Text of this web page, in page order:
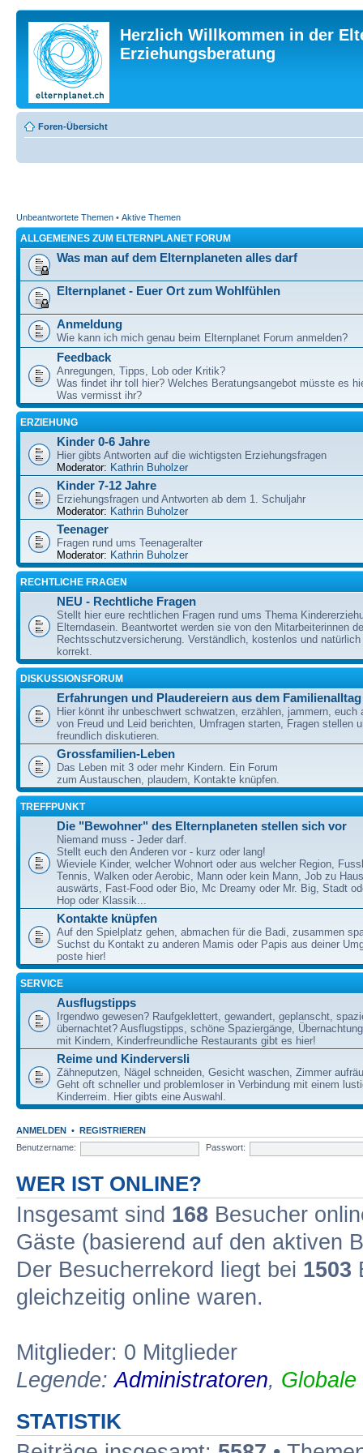
Herzlich Willkommen in der
Erziehungsberatung
Foren-Übersicht
Unbeantwortete Themen • Aktive Themen
ALLGEMEINES ZUM ELTERNPLANET FORUM
Was man auf dem Elternplaneten alles darf
Elternplanet - Euer Ort zum Wohlfühlen
Anmeldung
Wie kann ich mich genau beim Elternplanet Forum anmelden?
Feedback
Anregungen, Tipps, Lob oder Kritik?
Was findet ihr toll hier? Welches Beratungsangebot müsste es
Was vermisst ihr?
ERZIEHUNG
Kinder 0-6 Jahre
Hier gibts Antworten auf die wichtigsten Erziehungsfragen
Moderator: Kathrin Buholzer
Kinder 7-12 Jahre
Erziehungsfragen und Antworten ab dem 1. Schuljahr
Moderator: Kathrin Buholzer
Teenager
Fragen rund ums Teenageralter
Moderator: Kathrin Buholzer
RECHTLICHE FRAGEN
NEU - Rechtliche Fragen
Stellt hier eure rechtlichen Fragen rund ums Thema
Elterndasein. Beantwortet werden sie von den Mitarbeiterinnen
Rechtsschutzversicherung. Verständlich, kostenlos und
korrekt.
DISKUSSIONSFORUM
Erfahrungen und Plaudereiern aus dem Familienalltag
Hier könnt ihr unbeschwert schwatzen, erzählen, jammern, euch
von Freud und Leid berichten, Umfragen starten, Fragen stellen
freundlich diskutieren.
Grossfamilien-Leben
Das Leben mit 3 oder mehr Kindern. Ein Forum
zum Austauschen, plaudern, Kontakte knüpfen.
TREFFPUNKT
Die "Bewohner" des Elternplaneten stellen sich vor
Niemand muss - Jeder darf.
Stellt euch den Anderen vor - kurz oder lang!
Wieviele Kinder, welcher Wohnort oder aus welcher Region,
Tennis, Walken oder Aerobic, Mann oder kein Mann, Job zu
auswärts, Fast-Food oder Bio, Mc Dreamy oder Mr. Big, Stadt
Hop oder Klassik...
Kontakte knüpfen
Auf den Spielplatz gehen, abmachen für die Badi, zusammen
Suchst du Kontakt zu anderen Mamis oder Papis aus deiner
poste hier!
SERVICE
Ausflugstipps
Irgendwo gewesen? Raufgeklettert, gewandert, geplanscht,
übernachtet? Ausflugstipps, schöne Spaziergänge,
mit Kindern, Kinderfreundliche Restaurants gibt es hier!
Reime und Kinderversli
Zähneputzen, Nägel schneiden, Gesicht waschen, Zimmer
Geht oft schneller und problemloser in Verbindung mit einem
Kinderreim. Hier gibts eine Auswahl.
ANMELDEN • REGISTRIEREN
Benutzername:
Passwort:
WER IST ONLINE?
Insgesamt sind 168 Besucher
Gäste (basierend auf den aktiven
Der Besucherrekord liegt bei 1503
gleichzeitig online waren.
Mitglieder: 0 Mitglieder
Legende:Administratoren,
STATISTIK